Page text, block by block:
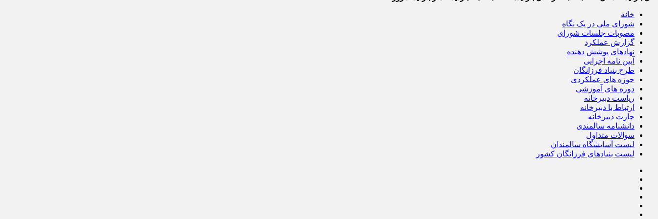
خانه
شورای ملی در یک نگاه
مصوبات جلسات شورای
گزارش عملکرد
نهادهای پوشش دهنده
آیین نامه اجرایی
طرح بنیاد فرزانگان
حوزه های عملکردی
دوره های آموزشی
ریاست دبیرخانه
ارتباط با دبیرخانه
چارت دبیرخانه
دانشنامه سالمندی
سوالات متداول
لیست آسایشگاه سالمندان
لیست بنیادهای فرزانگان کشور